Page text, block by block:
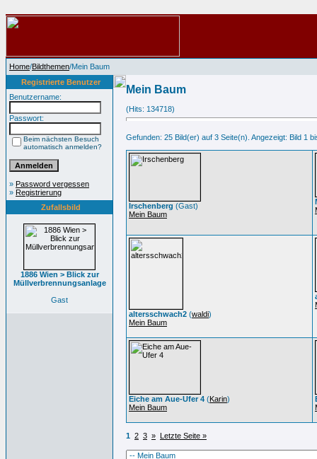
Home/Bildthemen/Mein Baum
Registrierte Benutzer
Benutzername:
Passwort:
Beim nächsten Besuch
automatisch anmelden?
» Password vergessen
» Registrierung
Zufallsbild
1886 Wien > Blick zur
Müllverbrennungsanlage
Gast
Mein Baum
(Hits: 134718)
Gefunden: 25 Bild(er) auf 3 Seite(n). Angezeigt: Bild 1
Irschenberg (Gast)
Mein Baum
altersschwach2 (waldi)
Mein Baum
Eiche am Aue-Ufer 4 (Karin)
Mein Baum
1 2 3 » Letzte Seite »